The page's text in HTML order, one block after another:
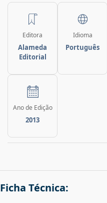
Editora
Alameda
Editorial
Idioma
Português
Ano de Edição
2013
Ficha Técnica: